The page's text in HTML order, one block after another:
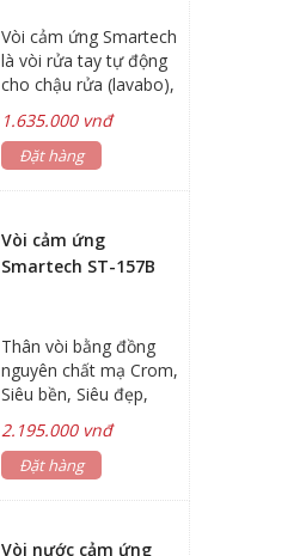
Vòi cảm ứng Smartech
là vòi rửa tay tự động
cho chậu rửa (lavabo),
vòi xả thủ công, sử
dụng trong nhà vệ sinh
ứng không chỉ mang
đến sự tiện lợi, sang
trọng mà còn đảm bảo
phẩm Thiết bị vệ sinh
thông minh Smartech
đáp ứng đầy đủ các
tiêu chuẩn dành cho
dự án:
1.635.000 vnđ
Đặt hàng
Vòi cảm ứng
Smartech ST-157B
Thân vòi bằng đồng
nguyên chất mạ Crom,
Siêu bền, Siêu đẹp,
2.195.000 vnđ
Đặt hàng
Vòi nước cảm ứng